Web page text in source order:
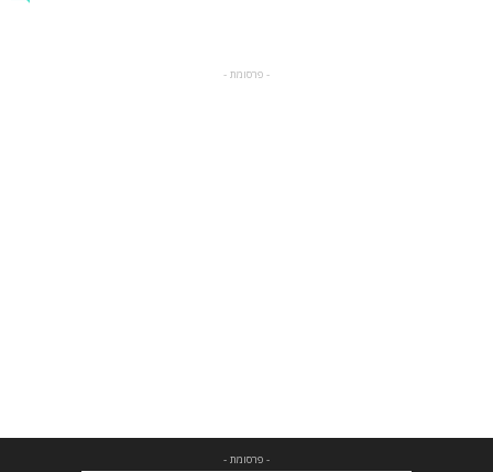
- פרסומת -
- פרסומת -